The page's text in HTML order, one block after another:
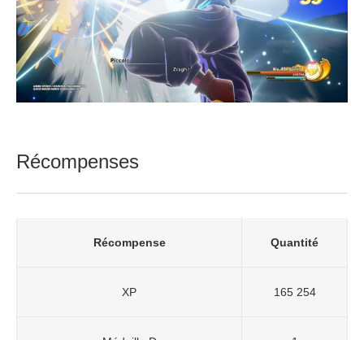
Récompenses
Récompense Quantité
XP 165 254